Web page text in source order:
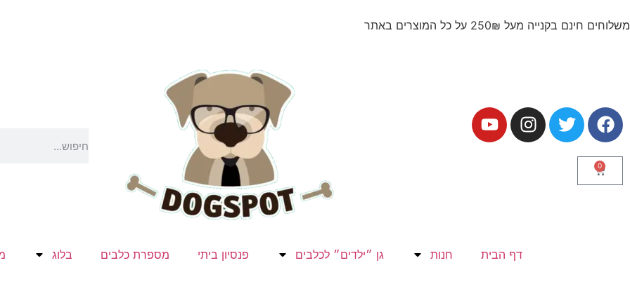
משלוחים חינם בקנייה מעל 250₪ על כל המוצרים באתר
0
דף הבית חנות גן ״ילדים״ לכלבים פנסיון ביתי מספרת כלבים בלוג